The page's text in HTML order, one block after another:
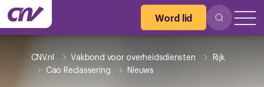
Word lid
CNV.nl Vakbond voor overheidsdiensten
Rijk
Cao Reclassering
Nieuws